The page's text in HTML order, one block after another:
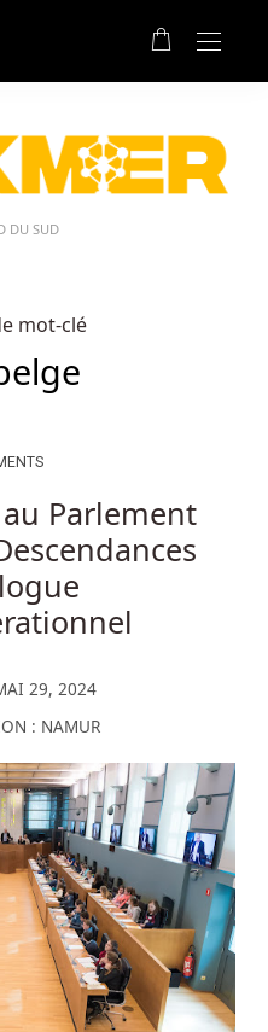
DU SUD
mot-clé
Parlement
29, 2024
: NAMUR